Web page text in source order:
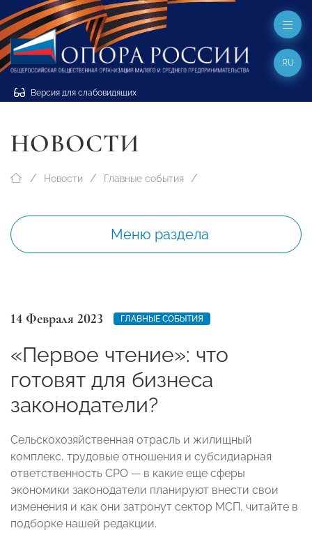
Версия для слабовидящих
RU
НОВОСТИ
Новости Главные события
Меню раздела
14 Февраля 2023 ГЛАВНЫЕ СОБЫТИЯ
«Первое чтение»: что
готовят для бизнеса
законодатели?
Сельскохозяйственная отрасль и жилищный
комплекс, трудовые отношения и субсидиарная
ответственность СРО — в какие еще сферы
экономики законодатели планируют внести свои
изменения и как они затронут сектор МСП, читайте в
подборке нашей редакции.